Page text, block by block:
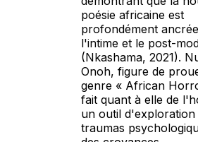
poésie africaine est
profondément
l'intime et le post-
(Nkashama, 2021).
Onoh, figure de
genre « African
fait quant à elle de
un outil d'exploration
traumas